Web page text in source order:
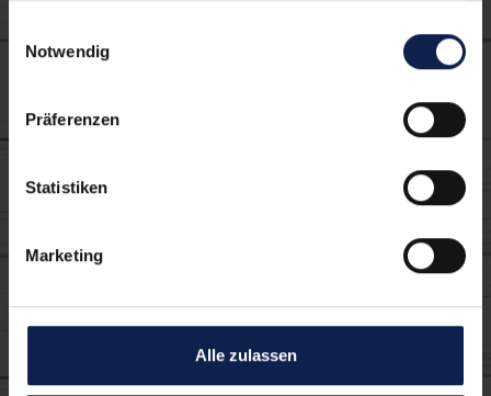
Notwendig
Präferenzen
Statistiken
Marketing
Alle zulassen
Die können sich
auch schmecken